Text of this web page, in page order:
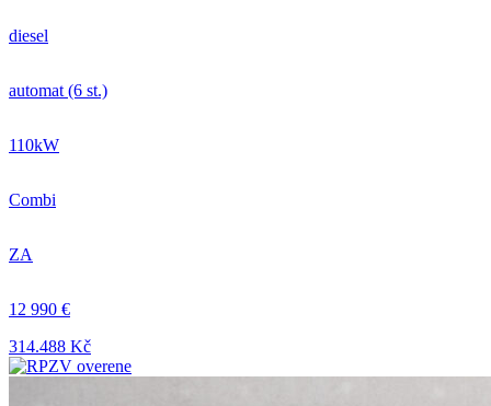
diesel
automat (6 st.)
110kW
Combi
ZA
12 990 €
314.488 Kč